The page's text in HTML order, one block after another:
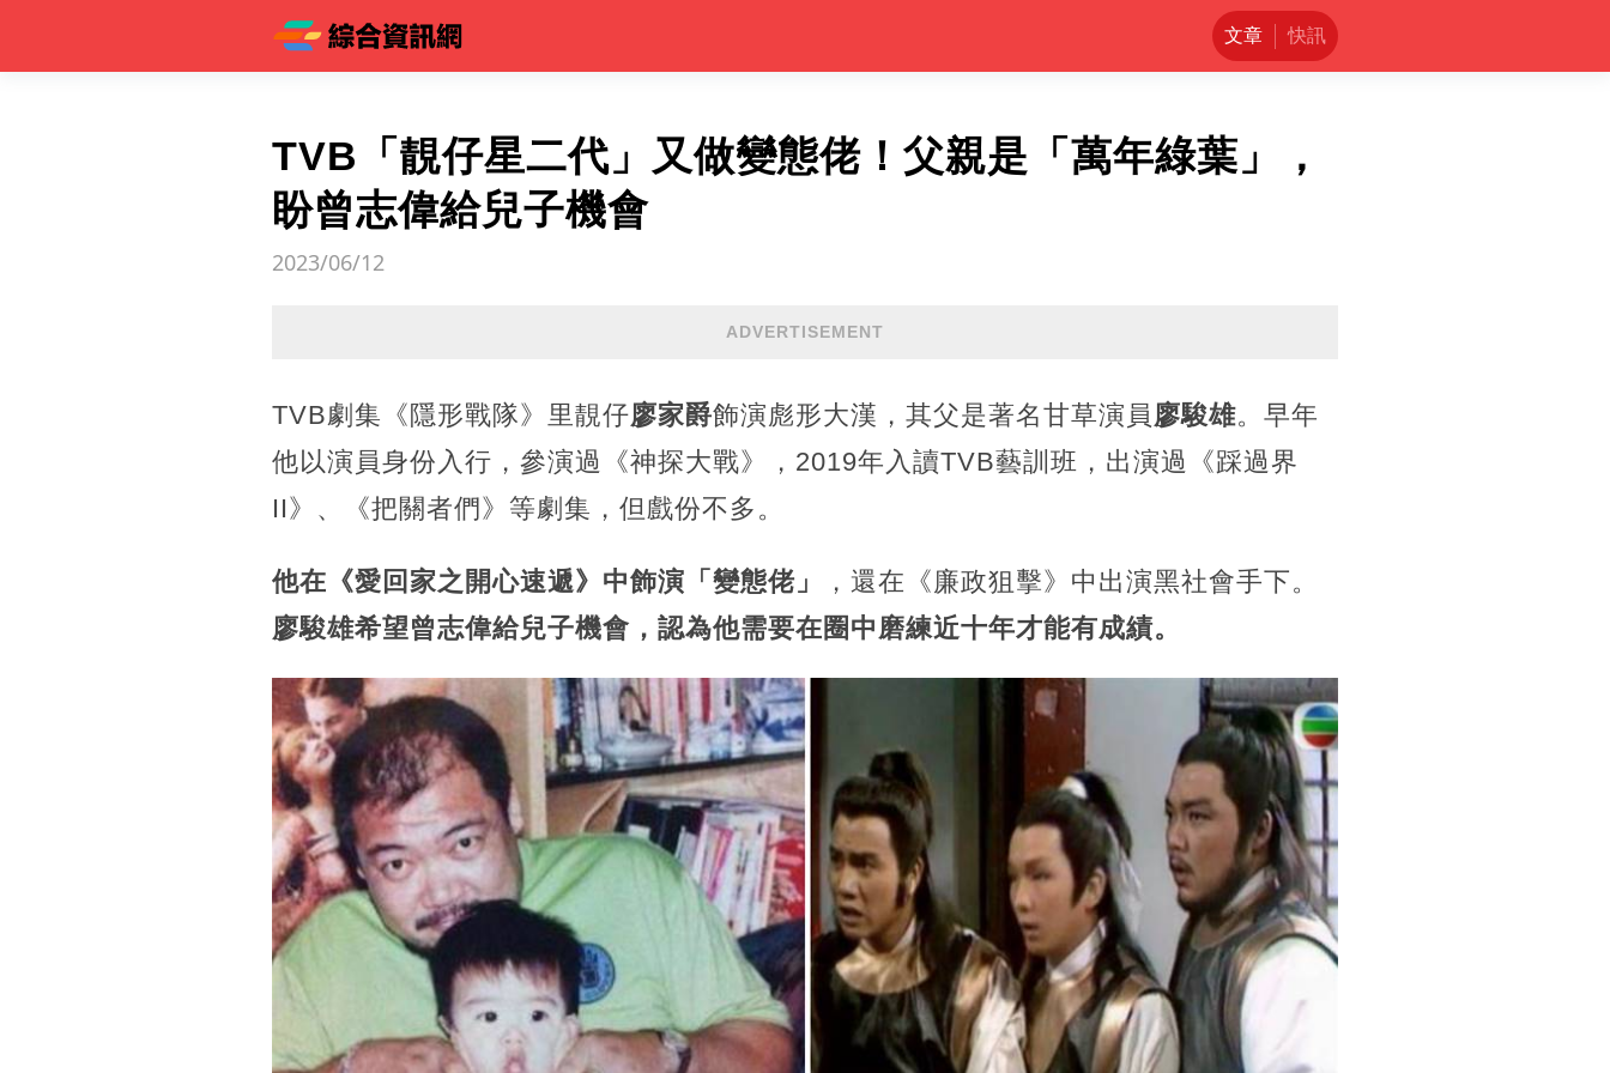
文章 快訊
TVB「靚仔星二代」又做變態佬！父親是「萬年綠葉」，
盼曾志偉給兒子機會
2023/06/12
ADVERTISEMENT
TVB劇集《隱形戰隊》里靚仔廖家爵飾演彪形大漢，其父是著名甘草演員 廖駿雄。早年
他以演員身份入行，參演過《神探大戰》，2019年入讀TVB藝訓班，出演過《踩過界
II》、《把關者們》等劇集，但戲份不多。
他在《愛回家之開心速遞》中飾演「變態佬」
，還在《廉政狙擊》中出演黑社會手下。
廖駿雄希望曾志偉給兒子機會，認為他需要在圈中磨練近十年才能有成績。